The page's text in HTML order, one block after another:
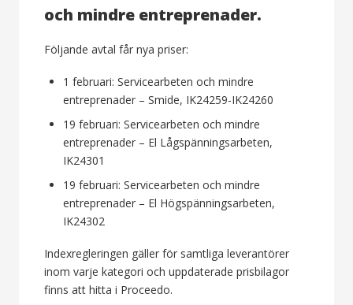
och mindre entreprenader.
Följande avtal får nya priser:
1 februari: Servicearbeten och mindre
entreprenader – Smide, IK24259-IK24260
19 februari: Servicearbeten och mindre
entreprenader – El Lågspänningsarbeten,
IK24301
19 februari: Servicearbeten och mindre
entreprenader – El Högspänningsarbeten,
IK24302
Indexregleringen gäller för samtliga leverantörer
inom varje kategori och uppdaterade prisbilagor
finns att hitta i Proceedo.